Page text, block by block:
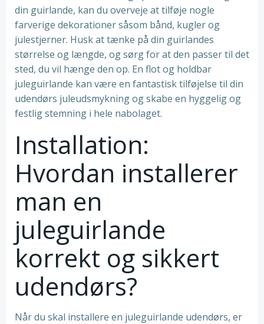
din guirlande, kan du overveje at tilføje nogle
farverige dekorationer såsom bånd, kugler og
julestjerner. Husk at tænke på din guirlandes
størrelse og længde, og sørg for at den passer til det
sted, du vil hænge den op. En flot og holdbar
juleguirlande kan være en fantastisk tilføjelse til din
udendørs juleudsmykning og skabe en hyggelig og
festlig stemning i hele nabolaget.
Installation:
Hvordan installerer
man en
juleguirlande
korrekt og sikkert
udendørs?
Når du skal installere en juleguirlande udendørs, er